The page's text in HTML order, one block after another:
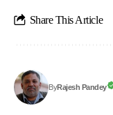
Share This Article
ByRajesh Pandey